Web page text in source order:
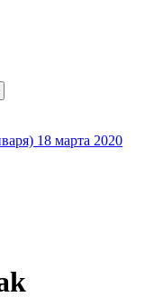
18 марта 2020